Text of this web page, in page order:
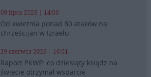
09 lipca 2026 | 14:00
Od kwietnia ponad 80 ataków na
chrześcijan w Izraelu
29 czerwca 2026 | 16:01
Raport PKWP: co dziesiąty ksiądz na
świecie otrzymał wsparcie